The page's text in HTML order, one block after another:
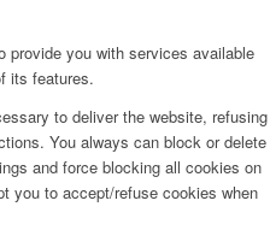
you with services available
its features.
to deliver the website, refusing
You always can block or delete
and force blocking all cookies on
you to accept/refuse cookies when